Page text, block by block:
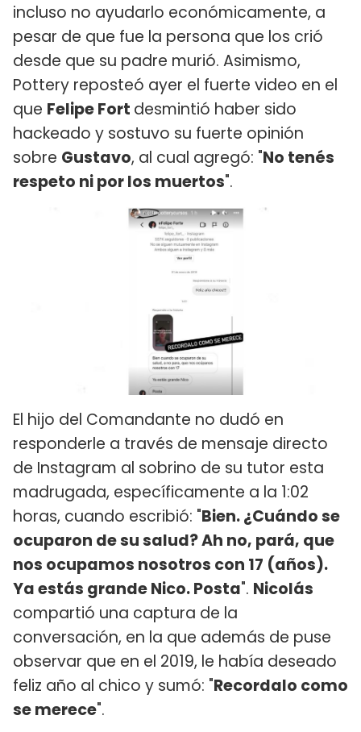
incluso no ayudarlo económicamente, a
pesar de que fue la persona que los crió
desde que su padre murió. Asimismo,
Pottery reposteó ayer el fuerte video en el
que Felipe Fort desmintió haber sido
hackeado y sostuvo su fuerte opinión
sobre Gustavo, al cual agregó: "No tenés
respeto ni por los muertos".
El hijo del Comandante no dudó en
responderle a través de mensaje directo
de Instagram al sobrino de su tutor esta
madrugada, específicamente a la 1:02
horas, cuando escribió: "Bien. ¿Cuándo se
ocuparon de su salud? Ah no, pará, que
nos ocupamos nosotros con 17 (años).
Ya estás grande Nico. Posta". Nicolás
compartió una captura de la
conversación, en la que además de puse
observar que en el 2019, le había deseado
feliz año al chico y sumó: "Recordalo como
se merece".